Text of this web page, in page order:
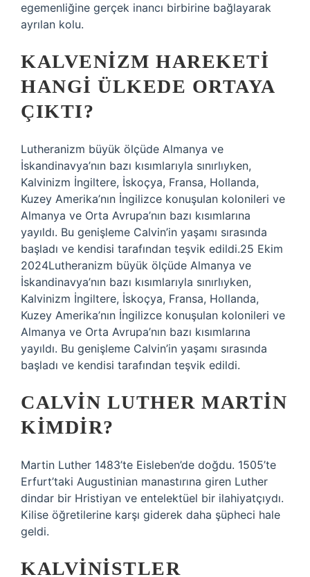
egemenliğine gerçek inancı birbirine bağlayarak
ayrılan kolu.
KALVENIZM HAREKETI
HANGI ÜLKEDE ORTAYA
ÇIKTI?
Lutheranizm büyük ölçüde Almanya ve
İskandinavya’nın bazı kısımlarıyla sınırlıyken,
Kalvinizm İngiltere, İskoçya, Fransa, Hollanda,
Kuzey Amerika’nın İngilizce konuşulan kolonileri ve
Almanya ve Orta Avrupa’nın bazı kısımlarına
yayıldı. Bu genişleme Calvin’in yaşamı sırasında
başladı ve kendisi tarafından teşvik edildi.25 Ekim
2024Lutheranizm büyük ölçüde Almanya ve
İskandinavya’nın bazı kısımlarıyla sınırlıyken,
Kalvinizm İngiltere, İskoçya, Fransa, Hollanda,
Kuzey Amerika’nın İngilizce konuşulan kolonileri ve
Almanya ve Orta Avrupa’nın bazı kısımlarına
yayıldı. Bu genişleme Calvin’in yaşamı sırasında
başladı ve kendisi tarafından teşvik edildi.
CALVIN LUTHER MARTIN
KIMDIR?
Martin Luther 1483’te Eisleben’de doğdu. 1505’te
Erfurt’taki Augustinian manastırına giren Luther
dindar bir Hristiyan ve entelektüel bir ilahiyatçıydı.
Kilise öğretilerine karşı giderek daha şüpheci hale
geldi.
KALVINISTLER